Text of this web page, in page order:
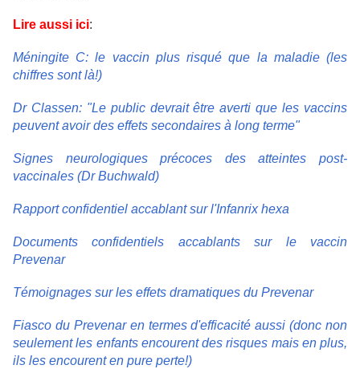
Lire aussi ici:
Méningite C: le vaccin plus risqué que la maladie (les
chiffres sont là!)
Dr Classen: "Le public devrait être averti que les vaccins
peuvent avoir des effets secondaires à long terme"
Signes neurologiques précoces des atteintes post-
vaccinales (Dr Buchwald)
Rapport confidentiel accablant sur l'Infanrix hexa
Documents confidentiels accablants sur le vaccin
Prevenar
Témoignages sur les effets dramatiques du Prevenar
Fiasco du Prevenar en termes d'efficacité aussi (donc non
seulement les enfants encourent des risques mais en plus,
ils les encourent en pure perte!)